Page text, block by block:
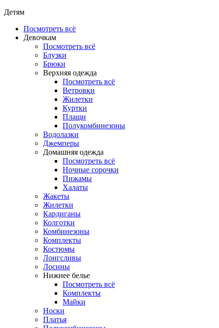
Детям
Посмотреть всё
Девочкам
Посмотреть всё
Блузки
Брюки
Верхняя одежда
Посмотреть всё
Ветровки
Жилетки
Куртки
Плащи
Полукомбинезоны
Водолазки
Джемперы
Домашняя одежда
Посмотреть всё
Ночные сорочки
Пижамы
Халаты
Жакеты
Жилетки
Кардиганы
Колготки
Комбинезоны
Комплекты
Костюмы
Лонгсливы
Лосины
Нижнее белье
Посмотреть всё
Комплекты
Майки
Носки
Платья